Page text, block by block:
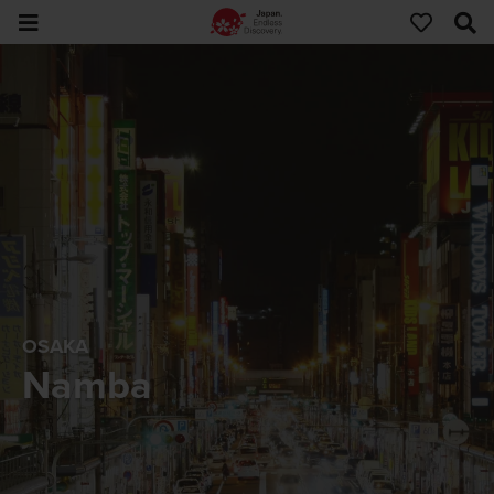
OSAKA
Namba